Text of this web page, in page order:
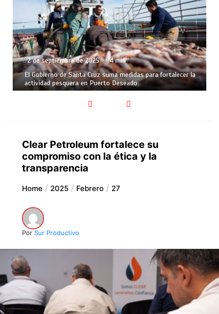
2 de septiembre de 2025 4 min
El Gobierno de Santa Cruz suma medidas para fortalecer la
actividad pesquera en Puerto Deseado
Clear Petroleum fortalece su
compromiso con la ética y la
transparencia
Home 2025 Febrero 27
Por Sur Productivo